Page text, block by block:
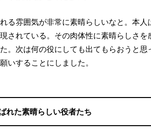
る雰囲気が非常に素晴らしいなと。本人
されている。その肉体性に素晴らしさを
。次は何の役にしても出てもらおうと思
いすることにしました。
れた素晴らしい役者たち